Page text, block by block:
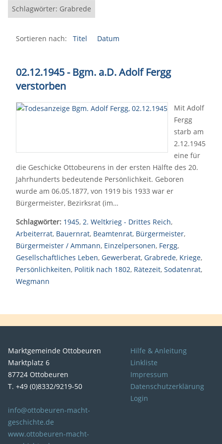
Schlagwörter: Grabrede
Sortieren nach: Titel Datum
02.12.1945 - Bgm. a.D. Adolf Fergg
verstorben
Mit Adolf
Fergg
starb am
2.12.1945
eine für
die Geschicke Ottobeurens in der ersten Hälfte des 20.
Jahrhunderts bedeutende Persönlichkeit. Geboren
wurde am 06.05.1877, von 1919 bis 1933 war er
Bürgermeister, Bezirksrat (im…
Schlagwörter: 1945, 2. Weltkrieg - Drittes Reich,
Arbeiterrat, Bauernrat, Beamtenrat, Bürgermeister,
Bürgermeister / Ammann, Einzelpersonen, Fergg,
Gesellschaftliches Leben, Gewerberat, Grabrede, Kriege,
Persönlichkeiten, Politik nach 1802, Rätezeit, Sodatenrat,
Wegmann
Marktgemeinde Ottobeuren
Marktplatz 6
87724 Ottobeuren
T. +49 (0)8332/9219-50
info@ottobeuren-macht-
geschichte.de
www.ottobeuren-macht-
Hilfe & Anleitung
Linkliste
Impressum
Datenschutzerklärung
Login